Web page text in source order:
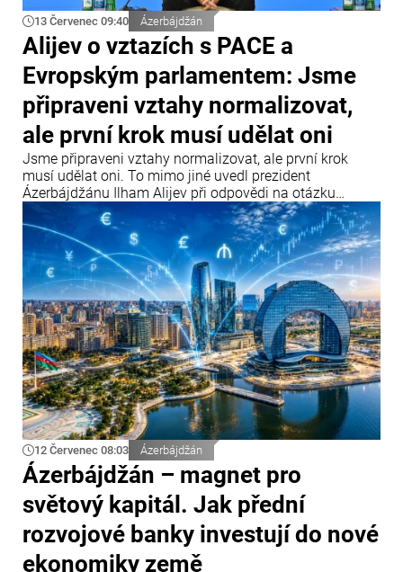
13 Červenec 09:40 Ázerbájdžán
Alijev o vztazích s PACE a
Evropským parlamentem: Jsme
připraveni vztahy normalizovat,
ale první krok musí udělat oni
Jsme připraveni vztahy normalizovat, ale první krok
musí udělat oni. To mimo jiné uvedl prezident
Ázerbájdžánu Ilham Alijev při odpovědi na otázku
týkající se vztahů Ázerbájdžánu s Parlamentním
shromážděním Rady Evropy (PACE) a Evropským
parlamentem během setkání s účastníky IV. Šušského
globálního mediálního fóra.
12 Červenec 08:03 Ázerbájdžán
Ázerbájdžán – magnet pro
světový kapitál. Jak přední
rozvojové banky investují do nové
ekonomiky země